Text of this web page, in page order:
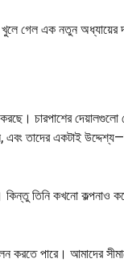
খুলে গেল এক নতুন অধ্যায়ের
করছে। চারপাশের
এবং তাদের একটাই
তিনি কখনো কল্পনাও
করতে পারে। আমাদের